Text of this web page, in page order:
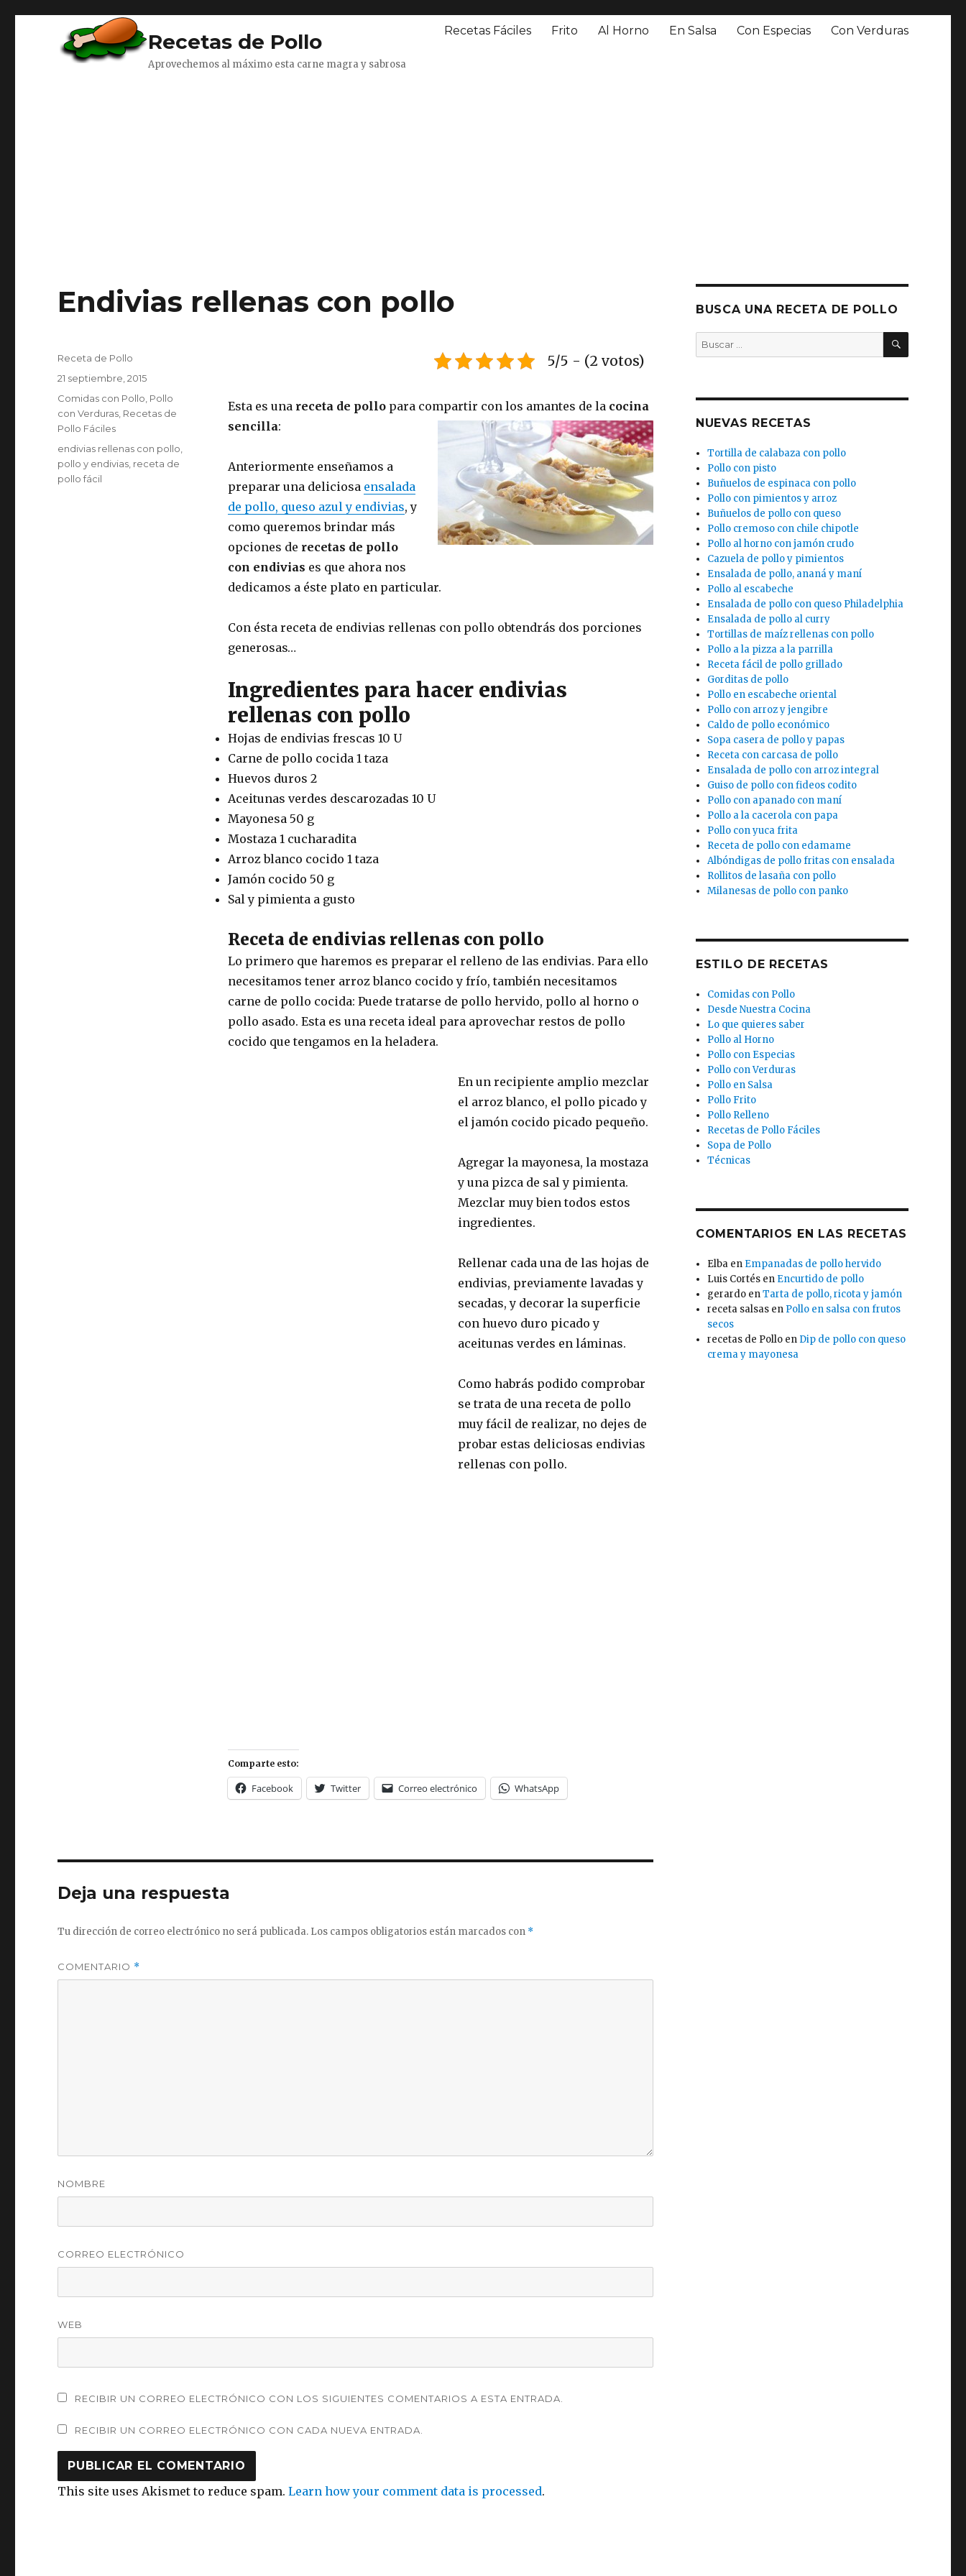
Recetas de Pollo
Aprovechemos al máximo esta carne magra y sabrosa
Recetas Fáciles Frito Al Horno En Salsa Con Especias Con Verduras
Endivias rellenas con pollo
5/5 - (2 votos)
Esta es una receta de pollopara compartir con los amantes de la cocina
sencilla:
Anteriormente enseñamos a
preparar una deliciosa ensalada
de pollo, queso azul y endivias, y
como queremos brindar más
opciones de recetas de pollo
con endivias es que ahora nos
dedicamos a éste plato en particular.
Con ésta receta de endivias rellenas con pollo obtendrás dos porciones
generosas…
Ingredientes para hacer endivias
rellenas con pollo
Hojas de endivias frescas 10 U
Carne de pollo cocida 1 taza
Huevos duros 2
Aceitunas verdes descarozadas 10 U
Mayonesa 50 g
Mostaza 1 cucharadita
Arroz blanco cocido 1 taza
Jamón cocido 50 g
Sal y pimienta a gusto
Receta de endivias rellenas con pollo
Lo primero que haremos es preparar el relleno de las endivias. Para ello
necesitamos tener arroz blanco cocido y frío, también necesitamos
carne de pollo cocida: Puede tratarse de pollo hervido, pollo al horno o
pollo asado. Esta es una receta ideal para aprovechar restos de pollo
cocido que tengamos en la heladera.
En un recipiente amplio mezclar
el arroz blanco, el pollo picado y
el jamón cocido picado pequeño.
Agregar la mayonesa, la mostaza
y una pizca de sal y pimienta.
Mezclar muy bien todos estos
ingredientes.
Rellenar cada una de las hojas de
endivias, previamente lavadas y
secadas, y decorar la superficie
con huevo duro picado y
aceitunas verdes en láminas.
Como habrás podido comprobar
se trata de una receta de pollo
muy fácil de realizar, no dejes de
probar estas deliciosas endivias
rellenas con pollo.
Comparte esto:
Facebook Twitter Correo electrónico WhatsApp
Autor
Receta de Pollo
Publicado
21 septiembre, 2015
Categorías
Comidas con Pollo Pollo
con Verduras Recetas de
Pollo Fáciles
Etiquetas
endivias rellenas con pollo
pollo y endivias receta de
pollo fácil
Deja una respuesta
Tu dirección de correo electrónico no será publicada. Los campos obligatorios están marcados con *
COMENTARIO *
NOMBRE
CORREO ELECTRÓNICO
WEB
RECIBIR UN CORREO ELECTRÓNICO CON LOS SIGUIENTES COMENTARIOS A ESTA ENTRADA.
RECIBIR UN CORREO ELECTRÓNICO CON CADA NUEVA ENTRADA.
This site uses Akismet to reduce spam.Learn how your comment data is processed.
BUSCA UNA RECETA DE POLLO
Buscar
por:
BUSCAR
NUEVAS RECETAS
Tortilla de calabaza con pollo
Pollo con pisto
Buñuelos de espinaca con pollo
Pollo con pimientos y arroz
Buñuelos de pollo con queso
Pollo cremoso con chile chipotle
Pollo al horno con jamón crudo
Cazuela de pollo y pimientos
Ensalada de pollo, ananá y maní
Pollo al escabeche
Ensalada de pollo con queso Philadelphia
Ensalada de pollo al curry
Tortillas de maíz rellenas con pollo
Pollo a la pizza a la parrilla
Receta fácil de pollo grillado
Gorditas de pollo
Pollo en escabeche oriental
Pollo con arroz y jengibre
Caldo de pollo económico
Sopa casera de pollo y papas
Receta con carcasa de pollo
Ensalada de pollo con arroz integral
Guiso de pollo con fideos codito
Pollo con apanado con maní
Pollo a la cacerola con papa
Pollo con yuca frita
Receta de pollo con edamame
Albóndigas de pollo fritas con ensalada
Rollitos de lasaña con pollo
Milanesas de pollo con panko
ESTILO DE RECETAS
Comidas con Pollo
Desde Nuestra Cocina
Lo que quieres saber
Pollo al Horno
Pollo con Especias
Pollo con Verduras
Pollo en Salsa
Pollo Frito
Pollo Relleno
Recetas de Pollo Fáciles
Sopa de Pollo
Técnicas
COMENTARIOS EN LAS RECETAS
Elba en Empanadas de pollo hervido
Luis Cortés en Encurtido de pollo
gerardo enTarta de pollo, ricota y jamón
receta salsas en Pollo en salsa con frutos
secos
recetas de Pollo en Dip de pollo con queso
crema y mayonesa